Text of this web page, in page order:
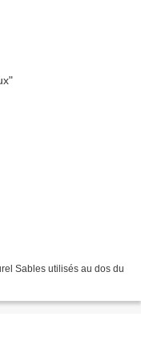
Sables utilisés au dos du